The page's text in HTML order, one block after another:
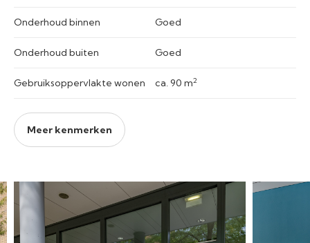
Onderhoud binnen Goed
Onderhoud buiten Goed
Gebruiksoppervlakte wonen ca. 90 m2
Meer kenmerken